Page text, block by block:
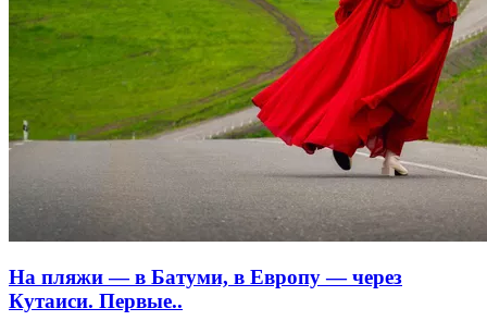
На пляжи — в Батуми, в Европу — через
Кутаиси. Первые..